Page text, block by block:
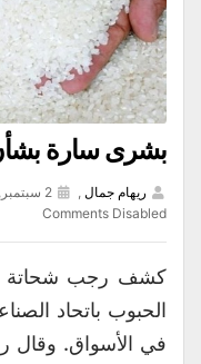
بشرى سارة بشأن
ريهام جمال ,
Comments Disabled
كشف رجب شحاتة
الحبوب باتحاد
في الأسواق. وقال